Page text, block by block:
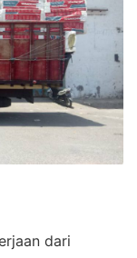
dari